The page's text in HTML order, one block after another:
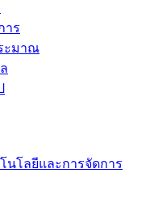
าร
ะมาณ
นโลยีและการจัดการ